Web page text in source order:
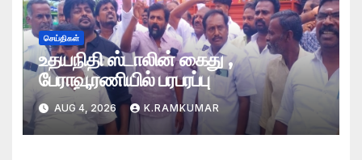
செய்திகள்
உதயநிதி ஸ்டாலின் கைது ,
பேராவூரணியில் பரபரப்பு
AUG 4, 2026 K.RAMKUMAR